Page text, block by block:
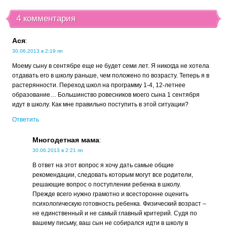
4 комментария
Ася:
30.06.2013 в 2:19 пп
Моему сыну в сентябре еще не будет семи лет. Я никогда не хотела
отдавать его в школу раньше, чем положено по возрасту. Теперь я в
растерянности. Переход школ на программу 1-4, 12-летнее
образование… Большинство ровесников моего сына 1 сентября
идут в школу. Как мне правильно поступить в этой ситуации?
Ответить
Многодетная мама:
30.06.2013 в 2:21 пп
В ответ на этот вопрос я хочу дать самые общие
рекомендации, следовать которым могут все родители,
решающие вопрос о поступлении ребенка в школу.
Прежде всего нужно грамотно и всесторонне оценить
психологическую готовность ребенка. Физический возраст –
не единственный и не самый главный критерий. Судя по
вашему письму, ваш сын не собирался идти в школу в